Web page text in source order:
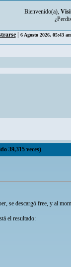
Bienvenido(a),
| 6 Agosto 2026, 05:43
39,315 veces)
se descargó free, y al
el resultado: